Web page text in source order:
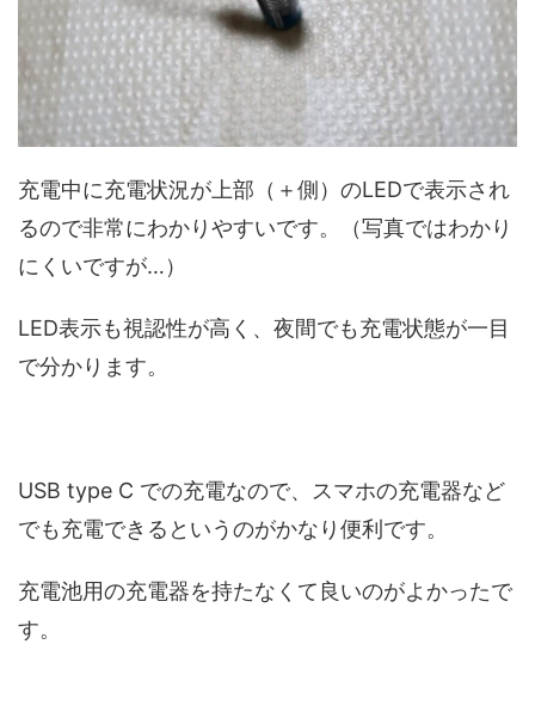
充電中に充電状況が上部（＋側）のLEDで表示され
るので非常にわかりやすいです。（写真ではわかり
にくいですが…）
LED表示も視認性が高く、夜間でも充電状態が一目
で分かります。
USB type C での充電なので、スマホの充電器など
でも充電できるというのがかなり便利です。
充電池用の充電器を持たなくて良いのがよかったで
す。